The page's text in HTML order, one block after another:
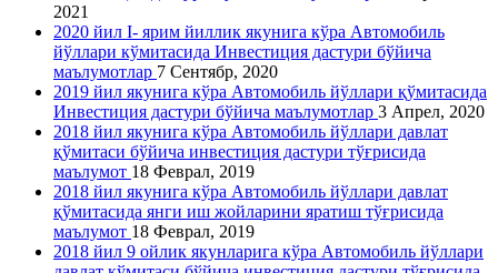
2021
2020 йил I- ярим йиллик якунига кўра Автомобиль
йўллари кўмитасида Инвестиция дастури бўйича
маълумотлар 7 Сентябр, 2020
2019 йил якунига кўра Автомобиль йўллари қўмитасида
Инвестиция дастури бўйича маълумотлар 3 Апрел, 2020
2018 йил якунига кўра Автомобиль йўллари давлат
қўмитаси бўйича инвестиция дастури тўғрисида
маълумот 18 Феврал, 2019
2018 йил якунига кўра Автомобиль йўллари давлат
қўмитасида янги иш жойларини яратиш тўғрисида
маълумот 18 Феврал, 2019
2018 йил 9 ойлик якунларига кўра Автомобиль йўллари